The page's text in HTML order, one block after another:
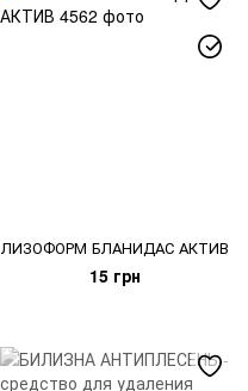
ЛИЗОФОРМ БЛАНИДАС АКТИВ
15 грн